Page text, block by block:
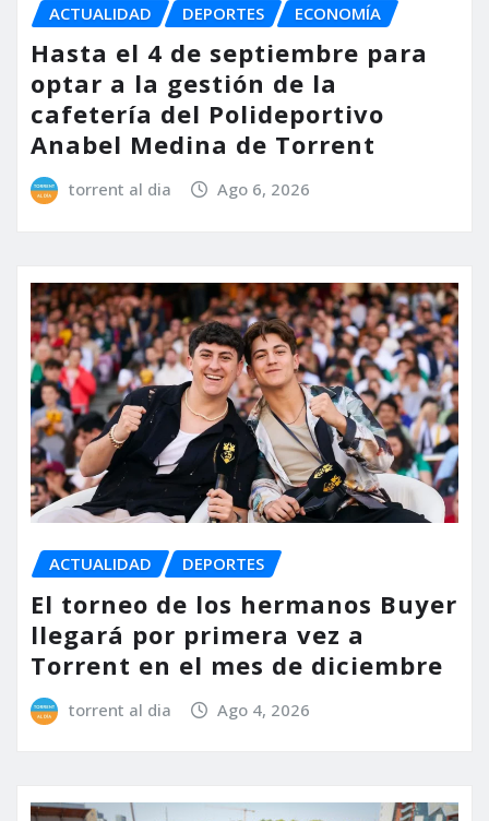
ACTUALIDAD DEPORTES ECONOMÍA
Hasta el 4 de septiembre para
optar a la gestión de la
cafetería del Polideportivo
Anabel Medina de Torrent
torrent al dia Ago 6, 2026
ACTUALIDAD DEPORTES
El torneo de los hermanos Buyer
llegará por primera vez a
Torrent en el mes de diciembre
torrent al dia Ago 4, 2026